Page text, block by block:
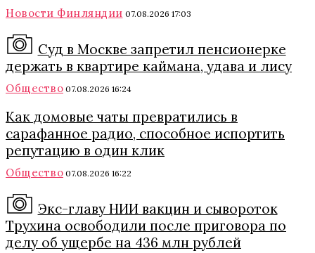
Новости Финляндии 07.08.2026 17:03
Суд в Москве запретил пенсионерке
держать в квартире каймана, удава и лису
Общество 07.08.2026 16:24
Как домовые чаты превратились в
сарафанное радио, способное испортить
репутацию в один клик
Общество 07.08.2026 16:22
Экс-главу НИИ вакцин и сывороток
Трухина освободили после приговора по
делу об ущербе на 436 млн рублей